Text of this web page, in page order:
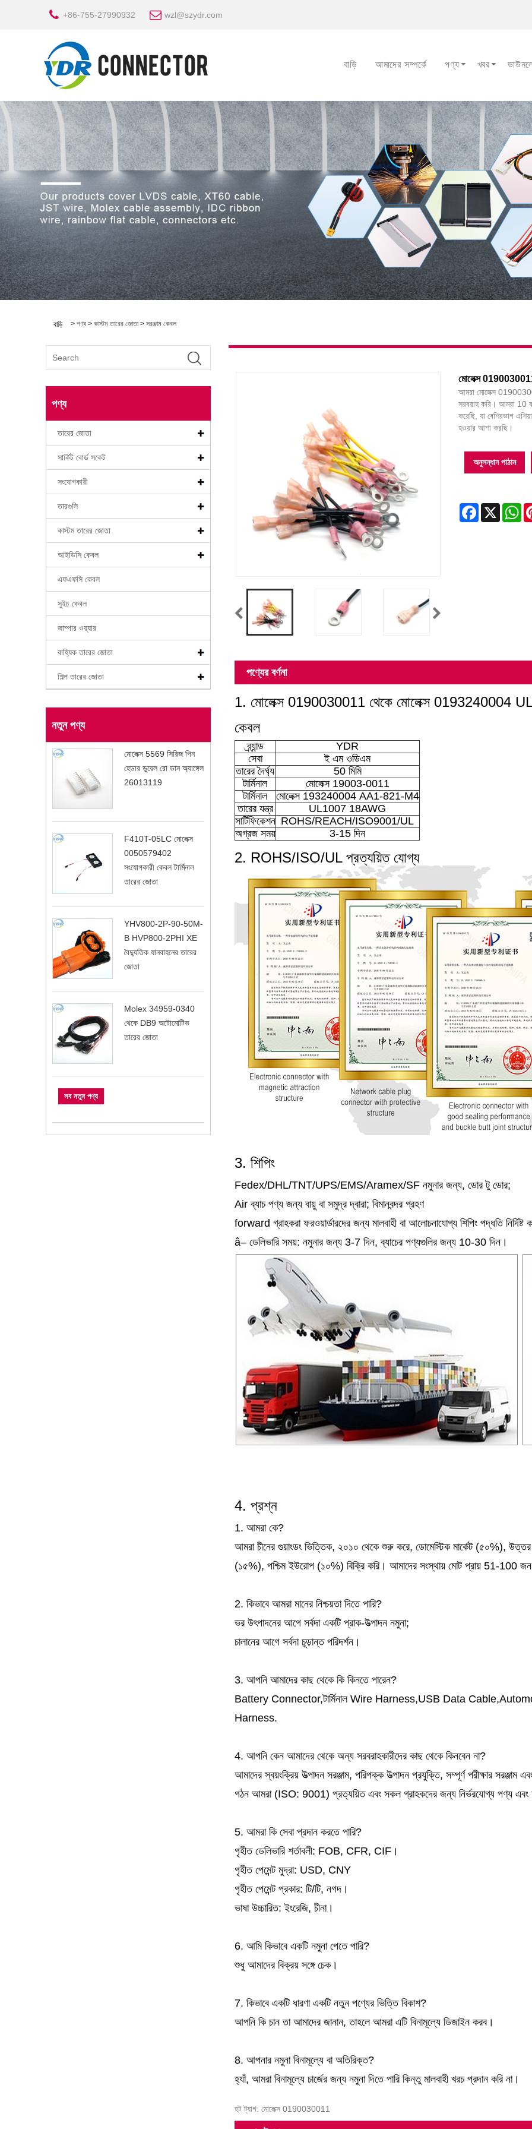
+86-755-27990932 wzl@szydr.com
বাড়ি আমাদের সম্পর্কে পণ্য খবর
বাড়ি > পণ্য> কাস্টম তারের জোতা> সরঞ্জাম কেবল
পণ্য
তারের জোতা
সার্কিট বোর্ড সকেট
সংযোগকারী
তারগুলি
কাস্টম তারের জোতা
আইডিসি কেবল
এফএফসি কেবল
সুইচ কেবল
জাম্পার ওয়্যার
বাহ্যিক তারের জোতা
শিল্প তারের জোতা
নতুন পণ্য
মোলেক্স 5569 সিরিজ পিন
হেডার ডুয়েল রো ডান অ্যাঙ্গেল
26013119
F410T-05LC মোলেক্স
0050579402
সংযোগকারী কেবল টার্মিনাল
তারের জোতা
YHV800-2P-90-50M-
B HVP800-2PHI XE
বৈদ্যুতিক যানবাহনের তারের
জোতা
Molex 34959-0340
থেকে DB9 অটোমোটিভ
তারের জোতা
সব নতুন পণ্য
মোলেক্স
আমরা মোলেক্স
সরবরাহ করি। আমরা 10
করেছি, যা বেশিরভাগ
হওয়ার আশা করছি।
অনুসন্ধান পাঠান
Facebook
X
পণ্যের বর্ণনা
1. মোলেক্স 0190030011 থেকে মোলেক্স 0193240004
কেবল
ব্র্যান্ড
YDR
সেবা
ই এম ওডিএম
তারের দৈর্ঘ্য
50 মিমি
টার্মিনাল
মোলেক্স 19003-0011
টার্মিনাল
মোলেক্স 193240004 AA1-821-M4
তারের যন্ত্র
UL1007 18AWG
সার্টিফিকেশন ROHS/REACH/ISO9001/UL
অগ্রজ সময়
3-15 দিন
2. ROHS/ISO/UL প্রত্যয়িত যোগ্য
3. শিপিং
Fedex/DHL/TNT/UPS/EMS/Aramex/SF নমুনার জন্য, ডোর টু ডোর;
Air ব্যাচ পণ্য জন্য বায়ু বা সমুদ্র দ্বারা; বিমানবন্দর গ্রহণ
forward গ্রাহকরা ফরওয়ার্ডারদের জন্য মালবাহী বা আলোচনাযোগ্য শিপিং পদ্ধতি নির্দিষ্ট
â– ডেলিভারি সময়: নমুনার জন্য 3-7 দিন, ব্যাচের পণ্যগুলির জন্য 10-30 দিন।
4. প্রশ্ন
1. আমরা কে?
আমরা চীনের গুয়াংডং ভিত্তিক, ২০১০ থেকে শুরু করে, ডোমেস্টিক মার্কেট (৫০%),
(১৫%), পশ্চিম ইউরোপ (১০%) বিক্রি করি। আমাদের সংস্থায় মোট প্রায় 51-100
2. কিভাবে আমরা মানের নিশ্চয়তা দিতে পারি?
ভর উৎপাদনের আগে সর্বদা একটি প্রাক-উত্পাদন নমুনা;
চালানের আগে সর্বদা চূড়ান্ত পরিদর্শন।
3. আপনি আমাদের কাছ থেকে কি কিনতে পারেন?
Battery Connector,টার্মিনাল Wire Harness,USB Data
Harness.
4. আপনি কেন আমাদের থেকে অন্য সরবরাহকারীদের কাছ থেকে কিনবেন না?
আমাদের স্বয়ংক্রিয় উত্পাদন সরঞ্জাম, পরিপক্ক উত্পাদন প্রযুক্তি, সম্পূর্ণ পরীক্ষার সরঞ্জাম
গঠন আমরা (ISO: 9001) প্রত্যয়িত এবং সকল গ্রাহকদের জন্য নির্ভরযোগ্য পণ্য এবং
5. আমরা কি সেবা প্রদান করতে পারি?
গৃহীত ডেলিভারি শর্তাবলী: FOB, CFR, CIF।
গৃহীত পেমেন্ট মুদ্রা: USD, CNY
গৃহীত পেমেন্ট প্রকার: টি/টি, নগদ।
ভাষা উচ্চারিত: ইংরেজি, চীনা।
6. আমি কিভাবে একটি নমুনা পেতে পারি?
শুধু আমাদের বিক্রয় সঙ্গে চেক।
7. কিভাবে একটি ধারণা একটি নতুন পণ্যের ভিত্তি বিকাশ?
আপনি কি চান তা আমাদের জানান, তাহলে আমরা এটি বিনামূল্যে ডিজাইন করব।
8. আপনার নমুনা বিনামূল্যে বা অতিরিক্ত?
হ্যাঁ, আমরা বিনামূল্যে চার্জের জন্য নমুনা দিতে পারি কিন্তু মালবাহী খরচ প্রদান করি না।
হট ট্যাগ: মোলেক্স 0190030011